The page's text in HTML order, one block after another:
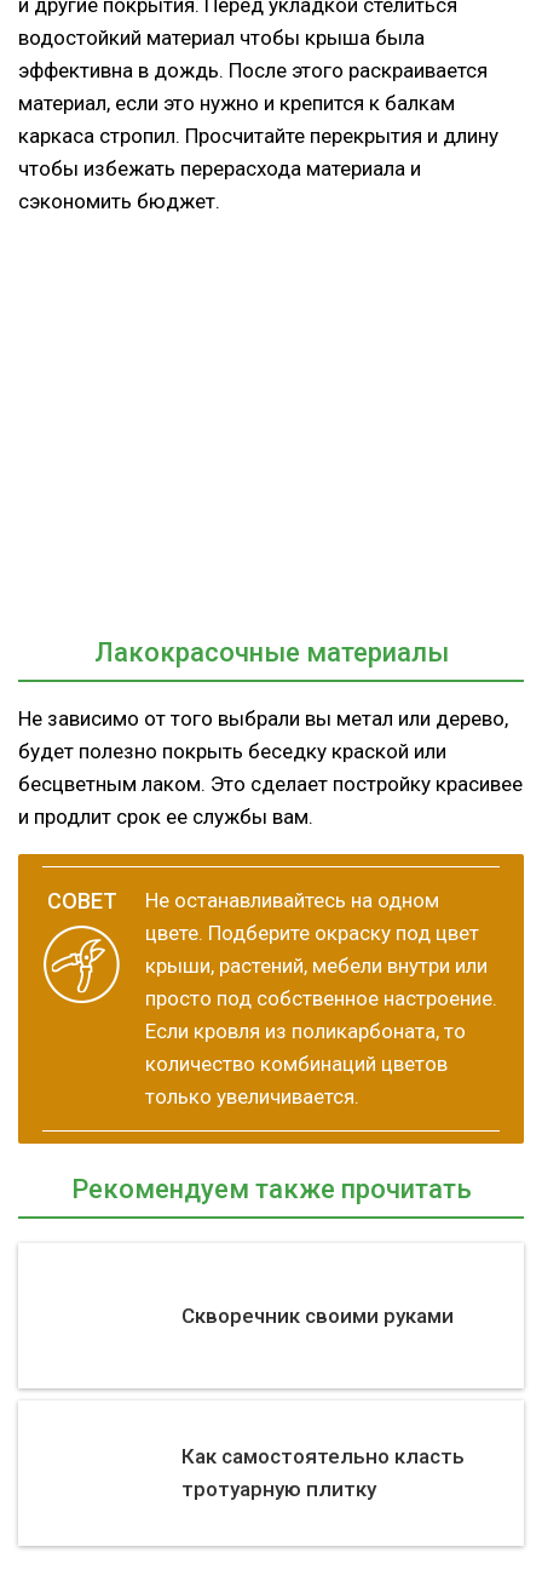
водостойкий материал чтобы крыша была
эффективна в дождь. После этого раскраивается
материал, если это нужно и крепится к балкам
каркаса стропил. Просчитайте перекрытия и длину
чтобы избежать перерасхода материала и
сэкономить бюджет.
Лакокрасочные материалы
Не зависимо от того выбрали вы метал или дерево,
будет полезно покрыть беседку краской или
бесцветным лаком. Это сделает постройку красивее
и продлит срок ее службы вам.
Не останавливайтесь на одном
цвете. Подберите окраску под цвет
крыши, растений, мебели внутри или
просто под собственное настроение.
Если кровля из поликарбоната, то
количество комбинаций цветов
только увеличивается.
Рекомендуем также прочитать
Скворечник своими руками
Как самостоятельно класть
тротуарную плитку